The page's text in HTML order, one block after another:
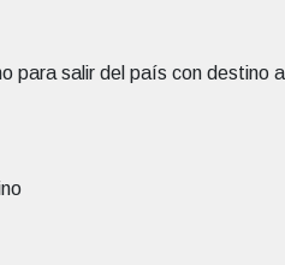
para salir del país con destino